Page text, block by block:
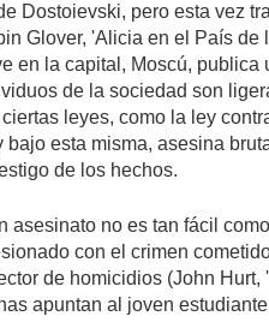
Dostoievski, pero esta vez
Glover, 'Alicia en el País de
en la capital, Moscú, publica
de la sociedad son
leyes, como la ley
esta misma, asesina
de los hechos.
asesinato no es tan fácil
con el crimen
de homicidios (John Hurt,
apuntan al joven